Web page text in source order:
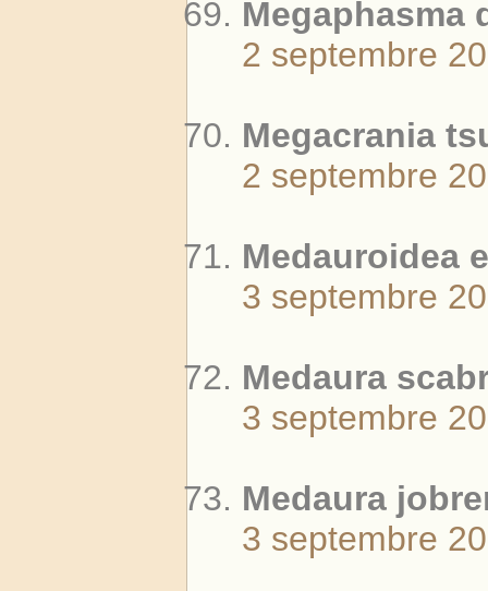
Megaphasma
2 septembre
Megacrania
2 septembre
Medauroidea
3 septembre
Medaura
3 septembre
Medaura
3 septembre